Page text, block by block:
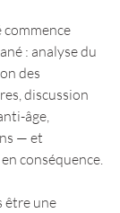
commence
: analyse du
des
discussion
âge,
— et
conséquence.
être une